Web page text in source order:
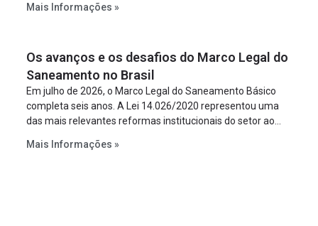
empreendimento. Ou seja, a suposta “fraude à licitação” é
projeto a projeto.
Mais Informações »
Os avanços e os desafios do Marco Legal do
Saneamento no Brasil
Em julho de 2026, o Marco Legal do Saneamento Básico
completa seis anos. A Lei 14.026/2020 representou uma
das mais relevantes reformas institucionais do setor ao
serviços, ampliar a participação da iniciativa privada,
Mais Informações »